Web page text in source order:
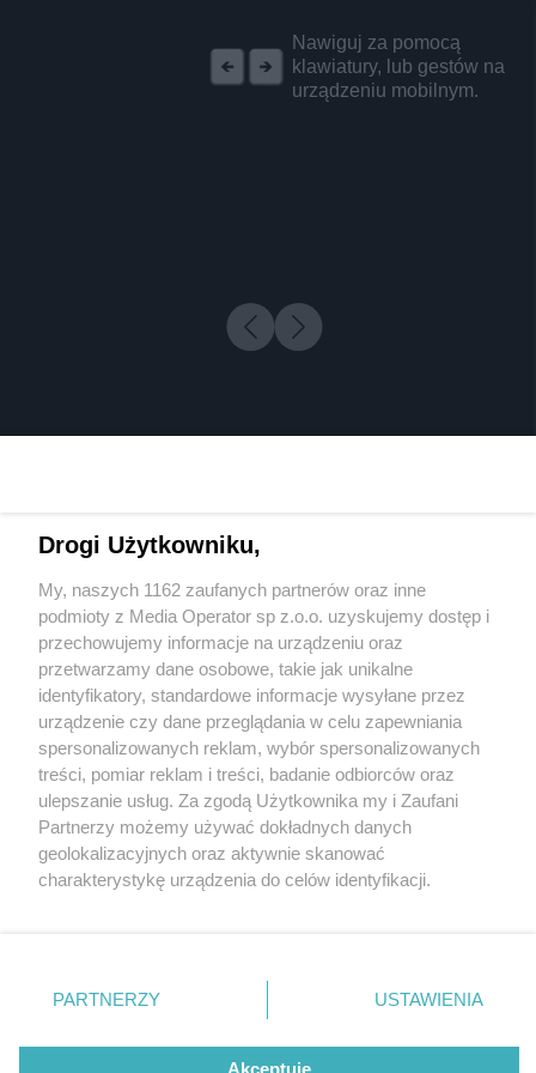
Nawiguj za pomocą
klawiatury, lub gestów na
urządzeniu mobilnym.
2 / 0
Wydawca mediów lokalnych
Nie zapomnij
zapoznać się z:
polityką prywatności regulamin korzystania z portali
Twojemiasto
Piekary Śląskie
Chorzów
Tarnowskie Góry
Gliwice
Skontakuj sięz nami
Kontakt
Wydawca
Redakcja
Drogi Użytkowniku,
My, naszych 1162 zaufanych partnerów oraz inne
podmioty z Media Operator sp z.o.o. uzyskujemy dostęp i
przechowujemy informacje na urządzeniu oraz
przetwarzamy dane osobowe, takie jak unikalne
identyfikatory, standardowe informacje wysyłane przez
urządzenie czy dane przeglądania w celu zapewniania
spersonalizowanych reklam, wybór spersonalizowanych
treści, pomiar reklam i treści, badanie odbiorców oraz
ulepszanie usług. Za zgodą Użytkownika my i Zaufani
Partnerzy możemy używać dokładnych danych
geolokalizacyjnych oraz aktywnie skanować
charakterystykę urządzenia do celów identyfikacji.
zmienić/wycofać klikając przycisk ustawień prywatności
znajdujący się w lewym dolnym rogu strony
rodzaje przetwarzania danych nie wymagają zgody
użytkownika, ale masz prawo sprzeciwić się takiemu
PARTNERZY USTAWIENIA
Akceptuję